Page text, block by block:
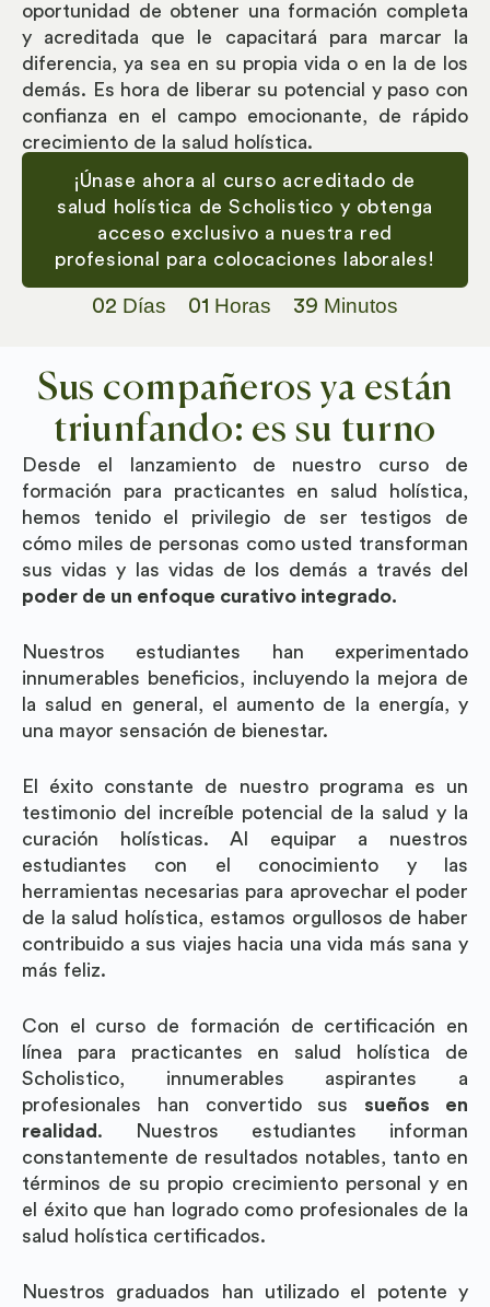
oportunidad de obtener una formación completa
y acreditada que le capacitará para marcar la
diferencia, ya sea en su propia vida o en la de los
demás. Es hora de liberar su potencial y paso con
confianza en el campo emocionante, de rápido
crecimiento de la salud holística.
¡Únase ahora al curso acreditado de
salud holística de Scholistico y obtenga
acceso exclusivo a nuestra red
profesional para colocaciones laborales!
02 Días 01 Horas 39 Minutos
Sus compañeros ya están
triunfando: es su turno
Desde el lanzamiento de nuestro curso de
formación para practicantes en salud holística,
hemos tenido el privilegio de ser testigos de
cómo miles de personas como usted transforman
sus vidas y las vidas de los demás a través del
poder de un enfoque curativo integrado.
Nuestros estudiantes han experimentado
innumerables beneficios, incluyendo la mejora de
la salud en general, el aumento de la energía, y
una mayor sensación de bienestar.
El éxito constante de nuestro programa es un
testimonio del increíble potencial de la salud y la
curación holísticas. Al equipar a nuestros
estudiantes con el conocimiento y las
herramientas necesarias para aprovechar el poder
de la salud holística, estamos orgullosos de haber
contribuido a sus viajes hacia una vida más sana y
más feliz.
Con el curso de formación de certificación en
línea para practicantes en salud holística de
Scholistico, innumerables aspirantes a
profesionales han convertido sus sueños en
realidad . Nuestros estudiantes informan
constantemente de resultados notables, tanto en
términos de su propio crecimiento personal y en
el éxito que han logrado como profesionales de la
salud holística certificados.
Nuestros graduados han utilizado el potente y